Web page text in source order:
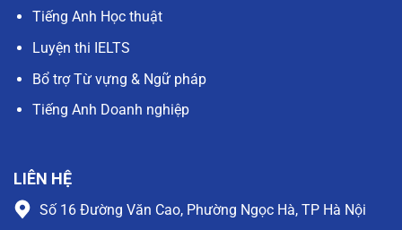
Tiếng Anh Học thuật
Luyện thi IELTS
Bổ trợ Từ vựng & Ngữ pháp
Tiếng Anh Doanh nghiệp
LIÊN HỆ
Số 16 Đường Văn Cao, Phường Ngọc Hà, TP Hà Nội